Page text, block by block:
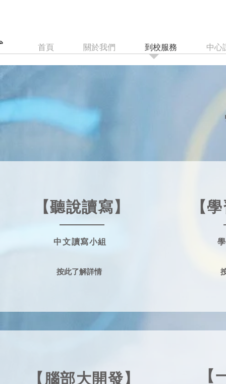
首頁 關於我們 到校服務 中心
【聽說讀寫】
中文讀寫小組
按此了解詳情
【
【腦部大開發】